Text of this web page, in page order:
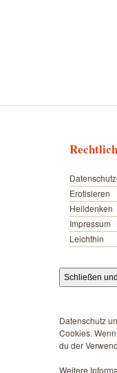
Erotisieren
Heildenken
Impressum
Leichthin
Datenschutz
Cookies.
du der
Weitere